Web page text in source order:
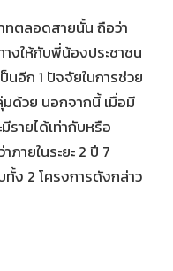
ทตลอดสายนั้น ถือว่า
งให้กับพี่น้องประชาชน
อีก 1 ปัจจัยในการช่วย
ด้วย นอกจากนี้ เมื่อมี
ายได้เท่ากับหรือ
ายในระยะ 2 ปี 7
ง 2 โครงการดังกล่าว